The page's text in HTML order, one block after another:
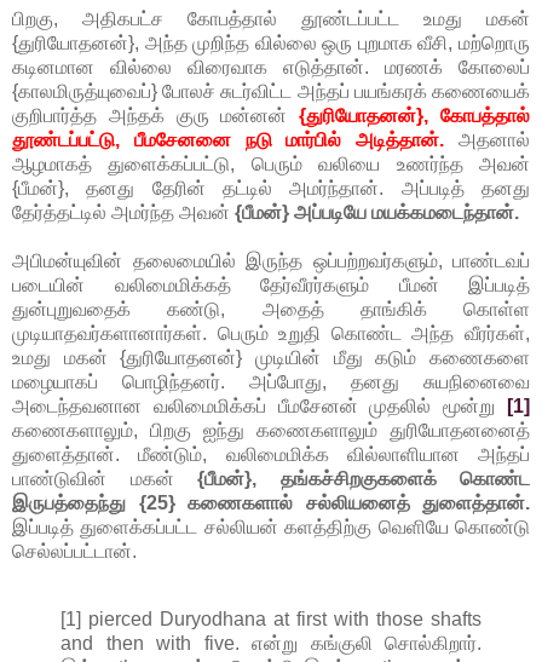
பிறகு, அதிகபட்ச கோபத்தால் தூண்டப்பட்ட உமது மகன்
{துரியோதனன்}, அந்த முறிந்த வில்லை ஒரு புறமாக வீசி, மற்றொரு
கடினமான வில்லை விரைவாக எடுத்தான். மரணக் கோலைப்
{காலமிருத்யுவைப்} போலச் சுடர்விட்ட அந்தப் பயங்கரக் கணையைக்
குறிபார்த்த அந்தக் குரு மன்னன்{துரியோதனன்}, கோபத்தால்
தூண்டப்பட்டு, பீமசேனனை நடு மார்பில் அடித்தான். அதனால்
ஆழமாகத் துளைக்கப்பட்டு, பெரும் வலியை உணர்ந்த அவன்
{பீமன்}, தனது தேரின் தட்டில் அமர்ந்தான். அப்படித் தனது
தேர்த்தட்டில் அமர்ந்த அவன் {பீமன்} அப்படியே மயக்கமடைந்தான்.
அபிமன்யுவின் தலைமையில் இருந்த ஒப்பற்றவர்களும், பாண்டவப்
படையின் வலிமைமிக்கத் தேர்வீரர்களும் பீமன் இப்படித்
துன்புறுவதைக் கண்டு, அதைத் தாங்கிக் கொள்ள
முடியாதவர்களானார்கள். பெரும் உறுதி கொண்ட அந்த வீரர்கள்,
உமது மகன் {துரியோதனன்} முடியின் மீது கடும் கணைகளை
மழையாகப் பொழிந்தனர். அப்போது, தனது சுயநினைவை
அடைந்தவனான வலிமைமிக்கப் பீமசேனன் முதலில் மூன்று
[1]
கணைகளாலும், பிறகு ஐந்து கணைகளாலும் துரியோதனனைத்
துளைத்தான். மீண்டும், வலிமைமிக்க வில்லாளியான அந்தப்
பாண்டுவின் மகன் {பீமன்}, தங்கச்சிறகுகளைக் கொண்ட
இருபத்தைந்து {25} கணைகளால் சல்லியனைத் துளைத்தான்.
இப்படித் துளைக்கப்பட்ட சல்லியன் களத்திற்கு வெளியே கொண்டு
செல்லப்பட்டான்.
[1] pierced Duryodhana at first with those shafts
and then with five. என்று கங்குலி சொல்கிறார்.